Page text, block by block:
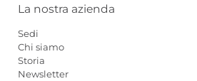
La nostra azienda
Sedi
Chi siamo
Storia
Newsletter